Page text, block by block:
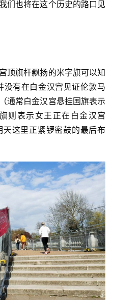
们也将在这个历史的路口见
顶旗杆飘扬的米字旗可以知
有在白金汉宫见证伦敦马
通常白金汉宫悬挂国旗表示
则表示女王正在白金汉宫
这里正紧锣密鼓的最后布